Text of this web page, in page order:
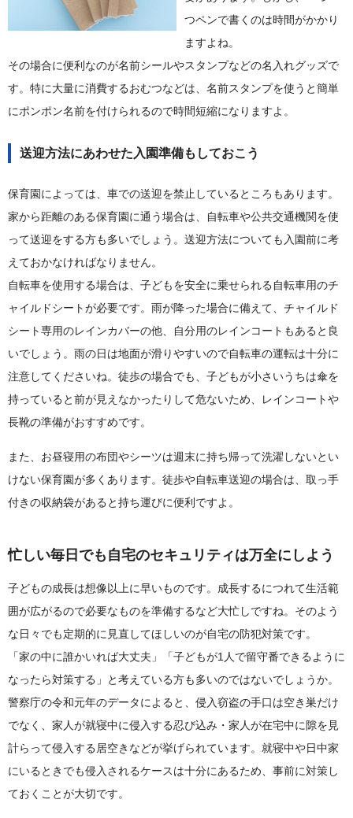
つペンで書くのは時間がかかり
ますよね。
その場合に便利なのが名前シールやスタンプなどの名入れグッズで
す。特に大量に消費するおむつなどは、名前スタンプを使うと簡単
にポンポン名前を付けられるので時間短縮になりますよ。
送迎方法にあわせた入園準備もしておこう
保育園によっては、車での送迎を禁止しているところもあります。
家から距離のある保育園に通う場合は、自転車や公共交通機関を使
って送迎をする方も多いでしょう。送迎方法についても入園前に考
えておかなければなりません。
自転車を使用する場合は、子どもを安全に乗せられる自転車用のチ
ャイルドシートが必要です。雨が降った場合に備えて、チャイルド
シート専用のレインカバーの他、自分用のレインコートもあると良
いでしょう。雨の日は地面が滑りやすいので自転車の運転は十分に
注意してくださいね。徒歩の場合でも、子どもが小さいうちは傘を
持っていると前が見えなかったりして危ないため、レインコートや
長靴の準備がおすすめです。
また、お昼寝用の布団やシーツは週末に持ち帰って洗濯しないとい
けない保育園が多くあります。徒歩や自転車送迎の場合は、取っ手
付きの収納袋があると持ち運びに便利ですよ。
忙しい毎日でも自宅のセキュリティは万全にしよう
子どもの成長は想像以上に早いものです。成長するにつれて生活範
囲が広がるので必要なものを準備するなど大忙しですね。そのよう
な日々でも定期的に見直してほしいのが自宅の防犯対策です。
「家の中に誰かいれば大丈夫」「子どもが1人で留守番できるように
なったら対策する」と考えている方も多いのではないでしょうか。
警察庁の令和元年のデータによると、侵入窃盗の手口は空き巣だけ
でなく、家人が就寝中に侵入する忍び込み・家人が在宅中に隙を見
計らって侵入する居空きなどが挙げられています。就寝中や日中家
にいるときでも侵入されるケースは十分にあるため、事前に対策し
ておくことが大切です。